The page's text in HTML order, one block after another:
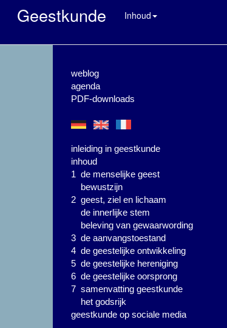
Geestkunde Inhoud
weblog
agenda
PDF-downloads
inleiding in geestkunde
inhoud
1 de menselijke geest
bewustzijn
2 geest, ziel en lichaam
de innerlijke stem
beleving van gewaarwording
3 de aanvangstoestand
4 de geestelijke ontwikkeling
5 de geestelijke hereniging
6 de geestelijke oorsprong
7 samenvatting geestkunde
het godsrijk
geestkunde op sociale media